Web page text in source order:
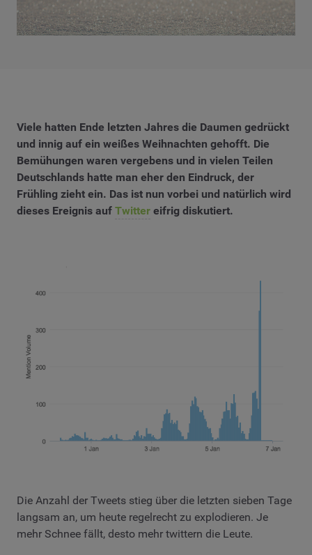
Viele hatten Ende letzten Jahres die Daumen gedrückt
und innig auf ein weißes Weihnachten gehofft. Die
Bemühungen waren vergebens und in vielen Teilen
Deutschlands hatte man eher den Eindruck, der
Frühling zieht ein. Das ist nun vorbei und natürlich wird
dieses Ereignis auf Twitter eifrig diskutiert.
Die Anzahl der Tweets stieg über die letzten sieben Tage
langsam an, um heute regelrecht zu explodieren. Je
mehr Schnee fällt, desto mehr twittern die Leute.